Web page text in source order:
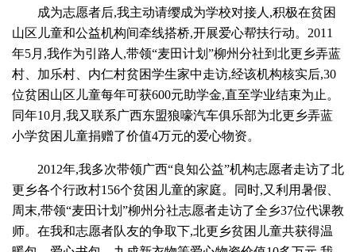
成为志愿者后,我主动请缨成为学校对接人,积极在贫困
山区儿童和公益机构间牵线搭桥,开展爱心帮扶行动。2011
年5月,我作为引路人,带领“麦田计划”柳州分社到北更乡弄蓝
村、加乐村、内仁村贫困学生家中走访,经该机构核实后,30
位贫困山区儿童每年可获600元助学金,直至学业结束为止。
同年10月,我又联系广西东盟狼嚎汽车俱乐部为北更乡弄蓝
小学贫困儿童捐赠了价值4万元的爱心物资。
2012年,我多次带领广西“良知公益”机构志愿者走访了北
更乡各个行政村156个贫困儿童的家庭。同时,又利用暑假、
周末,带领“麦田计划”柳州分社志愿者走访了全乡37位代课教
师。在我和志愿者队友的争取下,北更乡贫困儿童共获得温